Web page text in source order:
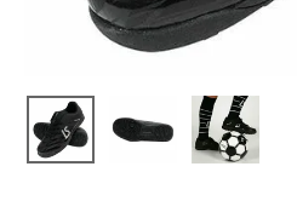
プライバシーポリシー